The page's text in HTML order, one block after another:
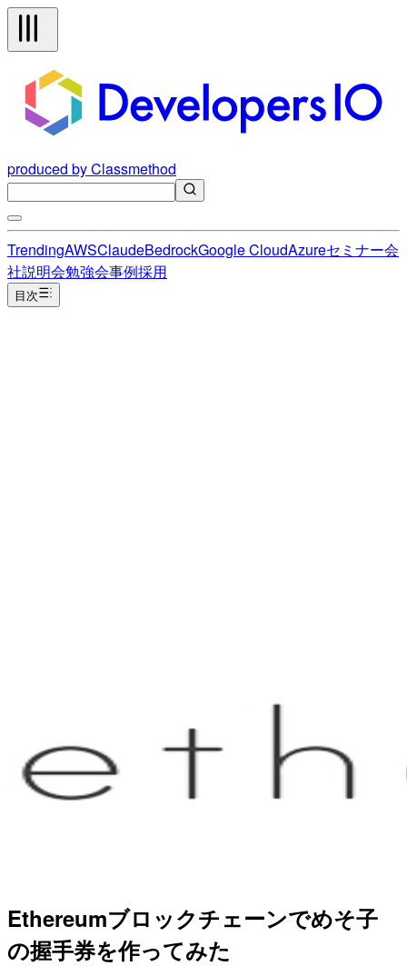
produced by Classmethod
TrendingAWSClaudeBedrockGoogle CloudAzureセミナー会
社説明会勉強会事例採用
目次
Ethereumブロックチェーンでめそ子
の握手券を作ってみた